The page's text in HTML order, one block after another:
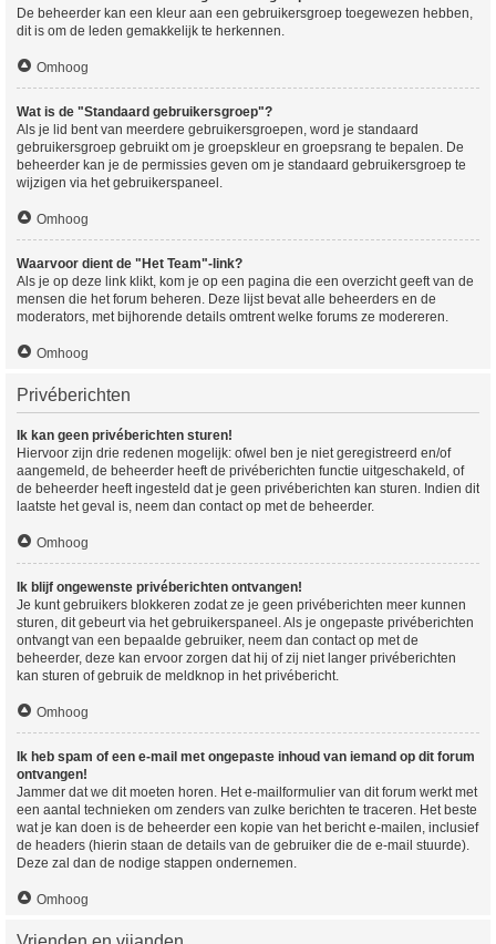
De beheerder kan een kleur aan een gebruikersgroep toegewezen hebben,
dit is om de leden gemakkelijk te herkennen.
Omhoog
Wat is de "Standaard gebruikersgroep"?
Als je lid bent van meerdere gebruikersgroepen, word je standaard
gebruikersgroep gebruikt om je groepskleur en groepsrang te bepalen. De
beheerder kan je de permissies geven om je standaard gebruikersgroep te
wijzigen via het gebruikerspaneel.
Omhoog
Waarvoor dient de "Het Team"-link?
Als je op deze link klikt, kom je op een pagina die een overzicht geeft van de
mensen die het forum beheren. Deze lijst bevat alle beheerders en de
moderators, met bijhorende details omtrent welke forums ze modereren.
Omhoog
Privéberichten
Ik kan geen privéberichten sturen!
Hiervoor zijn drie redenen mogelijk: ofwel ben je niet geregistreerd en/of
aangemeld, de beheerder heeft de privéberichten functie uitgeschakeld, of
de beheerder heeft ingesteld dat je geen privéberichten kan sturen. Indien dit
laatste het geval is, neem dan contact op met de beheerder.
Omhoog
Ik blijf ongewenste privéberichten ontvangen!
Je kunt gebruikers blokkeren zodat ze je geen privéberichten meer kunnen
sturen, dit gebeurt via het gebruikerspaneel. Als je ongepaste privéberichten
ontvangt van een bepaalde gebruiker, neem dan contact op met de
beheerder, deze kan ervoor zorgen dat hij of zij niet langer privéberichten
kan sturen of gebruik de meldknop in het privébericht.
Omhoog
Ik heb spam of een e-mail met ongepaste inhoud van iemand op dit forum
ontvangen!
Jammer dat we dit moeten horen. Het e-mailformulier van dit forum werkt met
een aantal technieken om zenders van zulke berichten te traceren. Het beste
wat je kan doen is de beheerder een kopie van het bericht e-mailen, inclusief
de headers (hierin staan de details van de gebruiker die de e-mail stuurde).
Deze zal dan de nodige stappen ondernemen.
Omhoog